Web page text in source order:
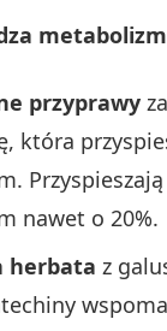
metabolizm
przyprawy
która
Przyspieszają
nawet o 20%.
herbata z